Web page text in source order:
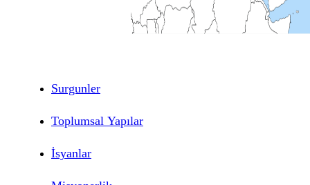
Surgunler
Toplumsal Yapılar
İsyanlar